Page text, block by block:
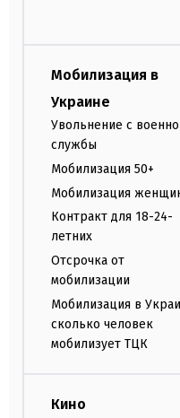
Мобилизация в
Украине
Увольнение с
службы
Мобилизация 50+
Мобилизация
Контракт для 18-24-
летних
Отсрочка от
мобилизации
Мобилизация в
сколько человек
мобилизует ТЦК
Кино